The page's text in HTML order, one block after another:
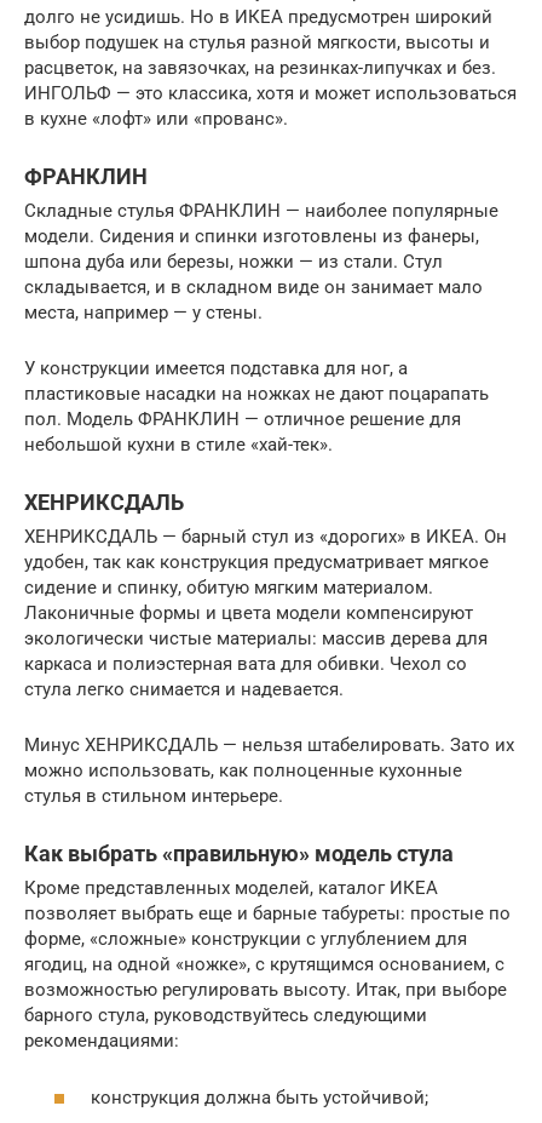
долго не усидишь. Но в ИКЕА предусмотрен широкий
выбор подушек на стулья разной мягкости, высоты и
расцветок, на завязочках, на резинках-липучках и без.
ИНГОЛЬФ — это классика, хотя и может использоваться
в кухне «лофт» или «прованс».
ФРАНКЛИН
Складные стулья ФРАНКЛИН — наиболее популярные
модели. Сидения и спинки изготовлены из фанеры,
шпона дуба или березы, ножки — из стали. Стул
складывается, и в складном виде он занимает мало
места, например — у стены.
У конструкции имеется подставка для ног, а
пластиковые насадки на ножках не дают поцарапать
пол. Модель ФРАНКЛИН — отличное решение для
небольшой кухни в стиле «хай-тек».
ХЕНРИКСДАЛЬ
ХЕНРИКСДАЛЬ — барный стул из «дорогих» в ИКЕА. Он
удобен, так как конструкция предусматривает мягкое
сидение и спинку, обитую мягким материалом.
Лаконичные формы и цвета модели компенсируют
экологически чистые материалы: массив дерева для
каркаса и полиэстерная вата для обивки. Чехол со
стула легко снимается и надевается.
Минус ХЕНРИКСДАЛЬ — нельзя штабелировать. Зато их
можно использовать, как полноценные кухонные
стулья в стильном интерьере.
Как выбрать «правильную» модель стула
Кроме представленных моделей, каталог ИКЕА
позволяет выбрать еще и барные табуреты: простые по
форме, «сложные» конструкции с углублением для
ягодиц, на одной «ножке», с крутящимся основанием, с
возможностью регулировать высоту. Итак, при выборе
барного стула, руководствуйтесь следующими
рекомендациями:
конструкция должна быть устойчивой;